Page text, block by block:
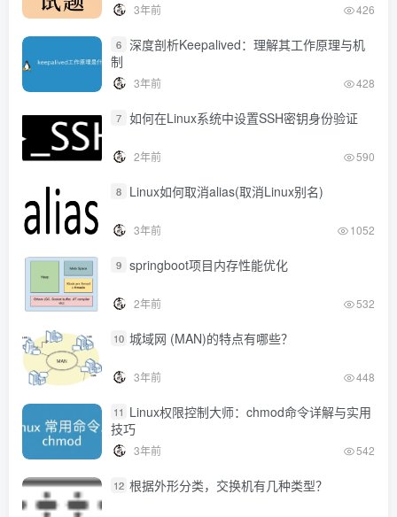
3年前 426
6 深度剖析Keepalived：理解其工作原理与机
制
3年前 428
7 如何在Linux系统中设置SSH密钥身份验证
2年前 590
8 Linux如何取消alias(取消Linux别名)
3年前 1052
9 springboot项目内存性能优化
2年前 532
10 城域网 (MAN)的特点有哪些？
3年前 448
11 Linux权限控制大师：chmod命令详解与实用
技巧
3年前 542
12 根据外形分类，交换机有几种类型？